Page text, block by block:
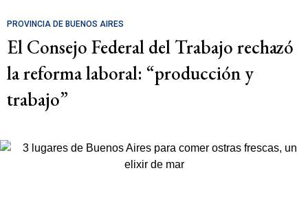
PROVINCIA DE BUENOS AIRES
El Consejo Federal del Trabajo rechazó
la reforma laboral: “producción y
trabajo”